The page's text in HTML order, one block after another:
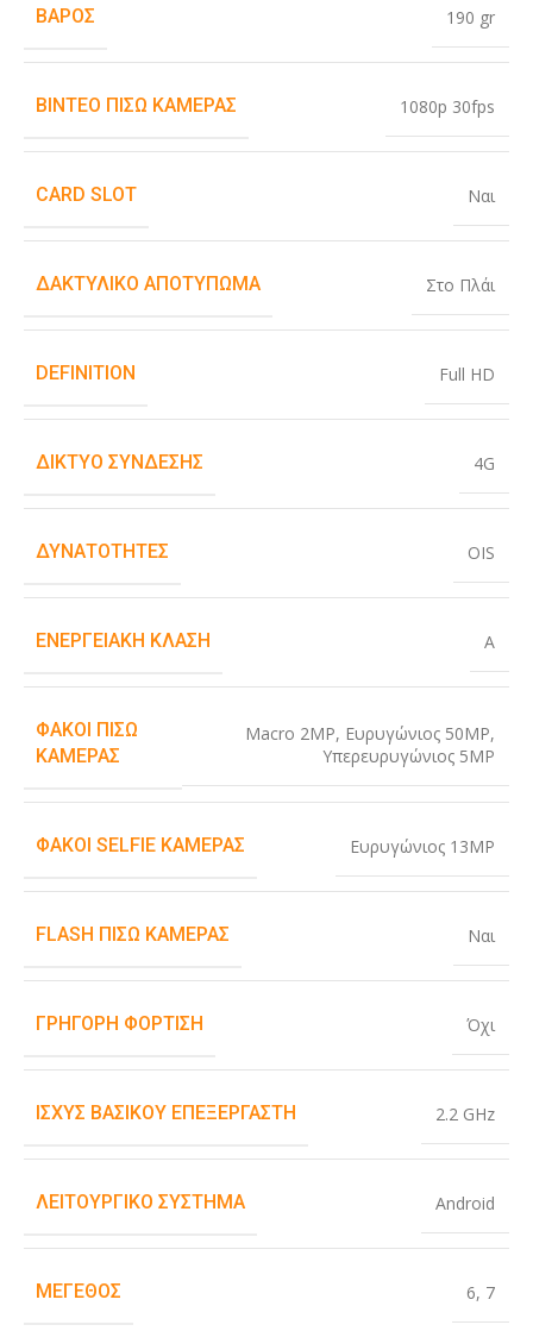
ΒΆΡΟΣ 190 gr
ΒΊΝΤΕΟ ΠΊΣΩ ΚΆΜΕΡΑΣ 1080p 30fps
CARD SLOT Ναι
ΔΑΚΤΥΛΙΚΌ ΑΠΟΤΎΠΩΜΑ Στο Πλάι
DEFINITION Full HD
ΔΊΚΤΥΟ ΣΎΝΔΕΣΗΣ 4G
ΔΥΝΑΤΌΤΗΤΕΣ OIS
ΕΝΕΡΓΕΙΑΚΉ ΚΛΆΣΗ A
ΦΑΚΟΊ ΠΊΣΩ
ΚΆΜΕΡΑΣ
Macro 2MP, Ευρυγώνιος 50MP,
Υπερευρυγώνιος 5MP
ΦΑΚΟΊ SELFIE ΚΆΜΕΡΑΣ Ευρυγώνιος 13MP
FLASH ΠΊΣΩ ΚΆΜΕΡΑΣ Ναι
ΓΡΉΓΟΡΗ ΦΌΡΤΙΣΗ Όχι
ΙΣΧΎΣ ΒΑΣΙΚΟΎ ΕΠΕΞΕΡΓΑΣΤΉ 2.2 GHz
ΛΕΙΤΟΥΡΓΙΚΌ ΣΎΣΤΗΜΑ Android
ΜΈΓΕΘΟΣ 6, 7